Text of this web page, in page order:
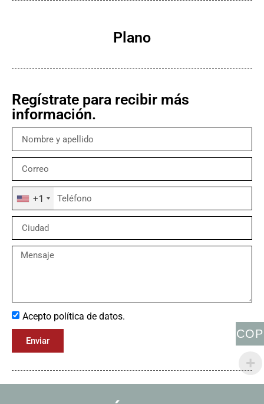
Regístrate para recibir más
información.
+1
Acepto política de datos.
Enviar
Plano
COP